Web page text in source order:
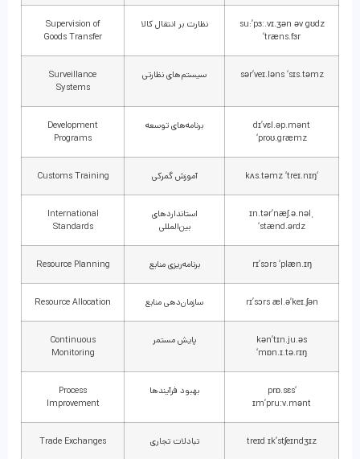
su:’pɜː.vɪ.ʒən əv gʊdz
‘træns.fɜr
نظارت بر انتقال کالا
Supervision of
Goods Transfer
sər’veɪ.ləns ‘sɪs.təmz سیستم‌های نظارتی
Surveillance
Systems
dɪ’vɛl.əp.mənt
‘proʊ.græmz
برنامه‌های توسعه
Development
Programs
‘kʌs.təmz ‘treɪ.nɪŋ آموزش گمرکی Customs Training
ˌɪn.tər’næʃ.ə.nəl
‘stænd.ərdz
استانداردهای
بین‌المللی
International
Standards
rɪ’sɔrs ‘plæn.ɪŋ برنامه‌ریزی منابع Resource Planning
rɪ’sɔrs æl.ə’keɪ.ʃən سازمان‌دهی منابع Resource Allocation
kən’tɪn.ju.əs
‘mɒn.ɪ.tə.rɪŋ
پایش مستمر
Continuous
Monitoring
‘prɒ.sɛs
ɪm’pruːv.mənt
بهبود فرآیندها
Process
Improvement
treɪd ɪk’stʃeɪndʒɪz تبادلات تجاری Trade Exchanges